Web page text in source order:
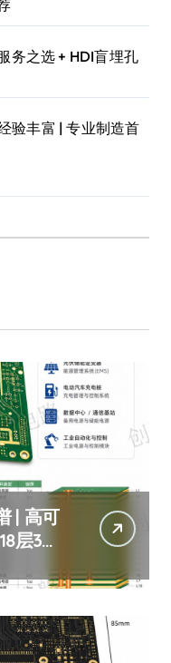
务之选 + HDI盲埋孔
验丰富 | 专业制造首
| 高可
层3阶